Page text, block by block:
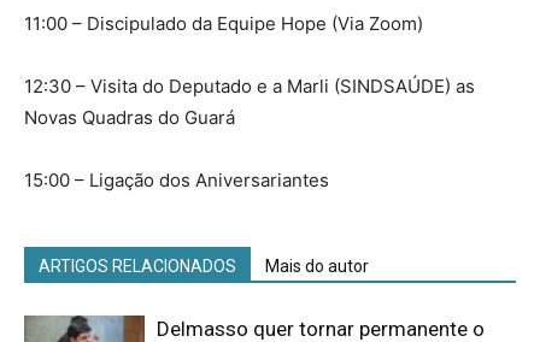
11:00 – Discipulado da Equipe Hope (Via Zoom)
12:30 – Visita do Deputado e a Marli (SINDSAÚDE) as
Novas Quadras do Guará
15:00 – Ligação dos Aniversariantes
ARTIGOS RELACIONADOS Mais do autor
Delmasso quer tornar permanente o